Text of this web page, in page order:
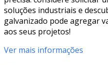
soluções industriais e
galvanizado pode agregar
aos seus projetos!
Ver mais informações